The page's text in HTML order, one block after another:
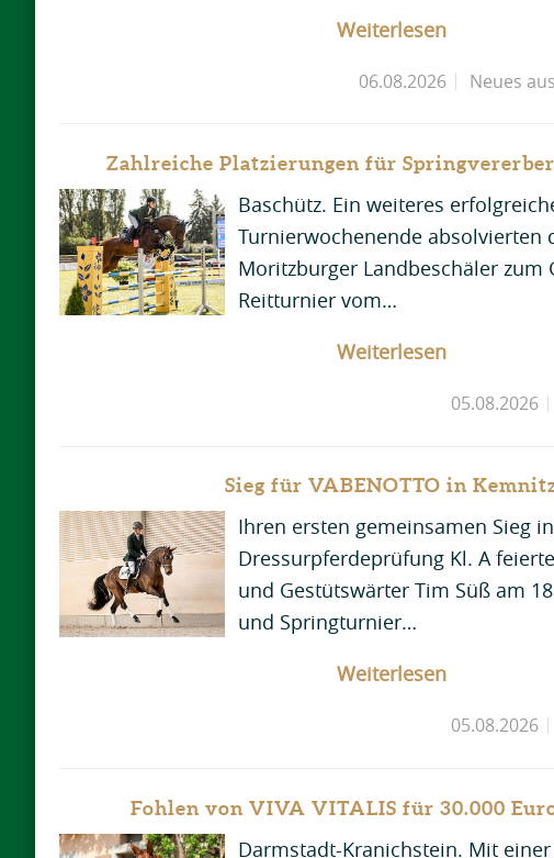
Weiterlesen
06.08.2026 Neues
Zahlreiche Platzierungen für
Baschütz. Ein weiteres
Turnierwochenende absolvierten
Moritzburger Landbeschäler zum
Reitturnier vom…
Weiterlesen
05.08.2026
Sieg für VABENOTTO in
Ihren ersten gemeinsamen Sieg
Dressurpferdeprüfung Kl. A
und Gestütswärter Tim Süß am
und Springturnier…
Weiterlesen
05.08.2026
Fohlen von VIVA VITALIS für 30.000
Darmstadt-Kranichstein. Mit